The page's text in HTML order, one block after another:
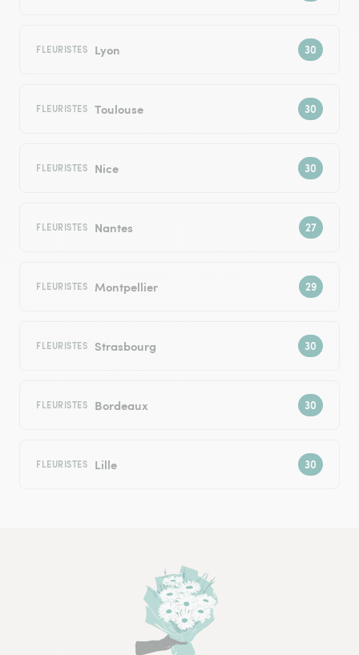
FLEURISTES Lyon
FLEURISTES Toulouse
FLEURISTES Nice
FLEURISTES Nantes
FLEURISTES Montpellier
FLEURISTES Strasbourg
FLEURISTES Bordeaux
FLEURISTES Lille